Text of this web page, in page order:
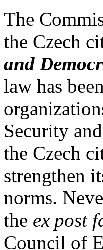
The
the Czech
and
law has
Security
the Czech
strengthen
norms.
the ex post
Council of